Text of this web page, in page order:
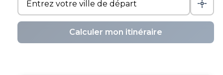
Calculer mon itinéraire